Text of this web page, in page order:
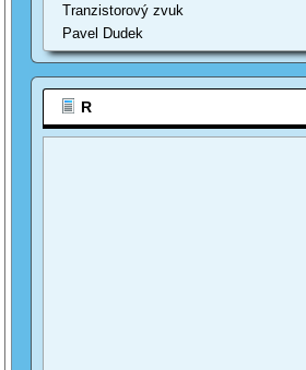
Tranzistorový zvuk
Pavel Dudek
R